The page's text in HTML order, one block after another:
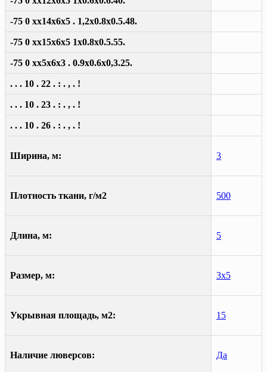
-75 0 xx14x6x5 . 1,2x0.8x0.5.48.
-75 0 xx15x6x5 1x0.8x0.5.55.
-75 0 xx5x6x3 . 0.9x0.6x0,3.25.
. . . 10 . 22 . : . , . !
. . . 10 . 23 . : . , . !
. . . 10 . 26 . : . , . !
Ширина, м: 3
Плотность ткани, г/м2 500
Длина, м: 5
Размер, м: 3х5
Укрывная площадь, м2: 15
Наличие люверсов: Да